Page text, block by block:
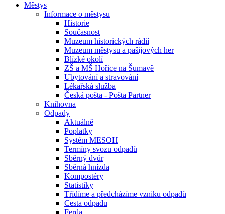
Městys
Informace o městysu
Historie
Současnost
Muzeum historických rádií
Muzeum městysu a pašijových her
Blízké okolí
ZŠ a MŠ Hořice na Šumavě
Ubytování a stravování
Lékařská služba
Česká pošta - Pošta Partner
Knihovna
Odpady
Aktuálně
Poplatky
Systém MESOH
Termíny svozu odpadů
Sběrný dvůr
Sběrná hnízda
Kompostéry
Statistiky
Třídíme a předcházíme vzniku odpadů
Cesta odpadu
Ferda